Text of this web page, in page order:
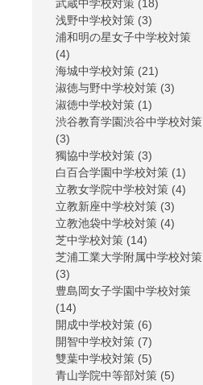
武蔵中学校対策 (18)
浅野中学校対策 (3)
浦和明の星女子中学校対策
(4)
海城中学校対策 (21)
淑徳与野中学校対策 (3)
淑徳中学校対策 (1)
渋谷教育学園渋谷中学校対策
(3)
獨協中学校対策 (3)
白百合学園中学校対策 (1)
立教女学院中学校対策 (4)
立教新座中学校対策 (3)
立教池袋中学校対策 (4)
芝中学校対策 (14)
芝浦工業大学附属中学校対策
(3)
豊島岡女子学園中学校対策
(14)
開成中学校対策 (6)
開智中学校対策 (7)
雙葉中学校対策 (5)
青山学院中等部対策 (5)